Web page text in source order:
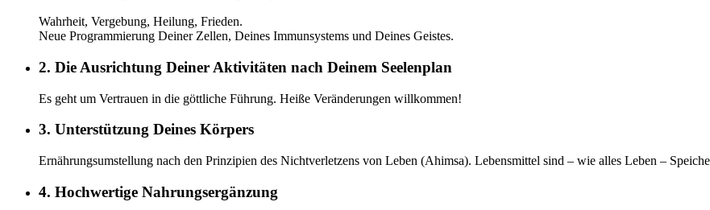
Wahrheit, Vergebung, Heilung, Frieden.
Neue Programmierung Deiner Zellen, Deines Immunsystems und Deines Geistes.
2. Die Ausrichtung Deiner Aktivitäten nach Deinem Seelenplan
Es geht um Vertrauen in die göttliche Führung. Heiße Veränderungen willkommen!
3. Unterstützung Deines Körpers
Ernährungsumstellung nach den Prinzipien des Nichtverletzens von Leben (Ahimsa). Lebensmittel sind – wie alles Leben –
4. Hochwertige Nahrungsergänzung